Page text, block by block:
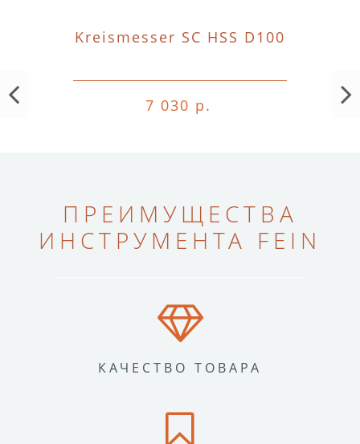
Kreismesser SC HSS D100
7 030 р.
ПРЕИМУЩЕСТВА
ИНСТРУМЕНТА FEIN
КАЧЕСТВО ТОВАРА